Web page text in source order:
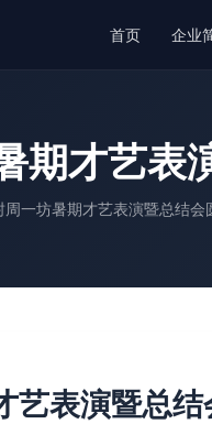
首页 企业
才艺表
一坊暑期才艺表演暨总结会
表演暨总结